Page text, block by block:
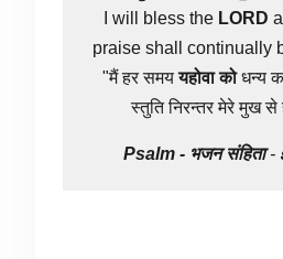
I will bless the LORD
praise shall continually
"मैं हर समययहोवा कोधन्य
स्तुति निरन्तर मेरे मुख से
Psalm - भजन संहिता-